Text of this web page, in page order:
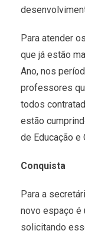
Para atender
que já estão
Ano, nos
professores
todos
estão
de Educação e
Conquista
Para a
novo espaço é
solicitando